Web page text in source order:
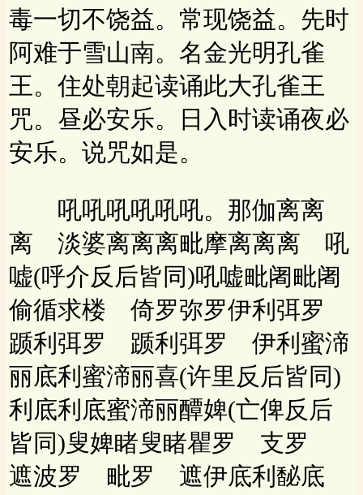
毒一切不饶益。常现饶益。先时
阿难于雪山南。名金光明孔雀
王。住处朝起读诵此大孔雀王
咒。昼必安乐。日入时读诵夜必
安乐。说咒如是。
吼吼吼吼吼吼。那伽离离
离 淡婆离离离毗摩离离离 吼
嘘(呼介反后皆同)吼嘘毗阇毗阇
偷循求楼 倚罗弥罗伊利弭罗
踬利弭罗 踬利弭罗 伊利蜜渧
丽底利蜜渧丽喜(许里反后皆同)
利底利底蜜渧丽醰婢(亡俾反后
皆同)叟婢睹叟睹瞿罗 支罗
遮波罗 毗罗 遮伊底利馝底